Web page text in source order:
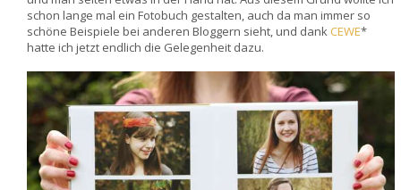
schon lange mal ein Fotobuch gestalten, auch da man immer so
schöne Beispiele bei anderen Bloggern sieht, und dank CEWE*
hatte ich jetzt endlich die Gelegenheit dazu.